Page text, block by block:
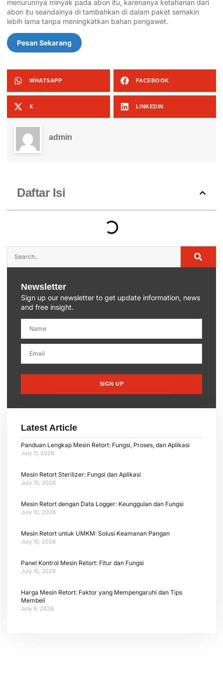
menurunnya minyak pada abon itu, karenanya ketahanan dari
abon itu seandainya di tambahkan di dalam paket semakin
lebih lama tanpa meningkatkan bahan pengawet.
Pesan Sekarang
WHATSAPP FACEBOOK
X LINKEDIN
admin
Daftar Isi
Newsletter
Sign up our newsletter to get update information, news
and free insight.
SIGN UP
Latest Article
Panduan Lengkap Mesin Retort: Fungsi, Proses, dan Aplikasi
July 11, 2026
Mesin Retort Sterilizer: Fungsi dan Aplikasi
July 10, 2026
Mesin Retort dengan Data Logger: Keunggulan dan Fungsi
July 10, 2026
Mesin Retort untuk UMKM: Solusi Keamanan Pangan
July 10, 2026
Panel Kontrol Mesin Retort: Fitur dan Fungsi
July 10, 2026
Harga Mesin Retort: Faktor yang Mempengaruhi dan Tips
Membeli
July 9, 2026